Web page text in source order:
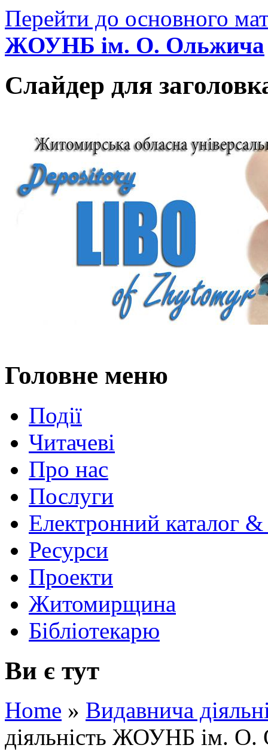
Перейти до основного
ЖОУНБ ім. О. Ольжича
Слайдер для
Головне меню
Події
Читачеві
Про нас
Послуги
Електронний каталог
Ресурси
Проекти
Житомирщина
Бібліотекарю
Ви є тут
Home » Видавнича
діяльність ЖОУНБ ім. О.